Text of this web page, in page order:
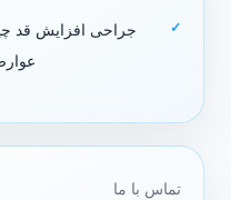
جراحی افزایش قد
تماس با ما